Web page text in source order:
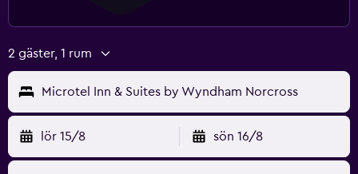
2 gäster, 1 rum
Microtel Inn & Suites by Wyndham Norcross
lör 15/8 sön 16/8